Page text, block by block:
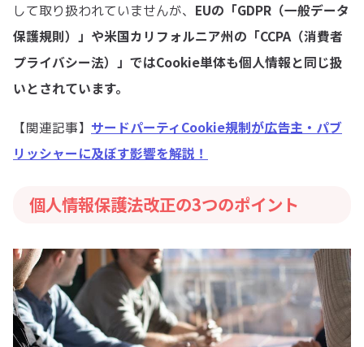
して取り扱われていませんが、 EUの「GDPR（一般データ
保護規則）」や米国カリフォルニア州の「CCPA（消費者
プライバシー法）」ではCookie単体も個人情報と同じ扱
いとされています。
【関連記事】 サードパーティCookie規制が広告主・パブ
リッシャーに及ぼす影響を解説！
個人情報保護法改正の3つのポイント